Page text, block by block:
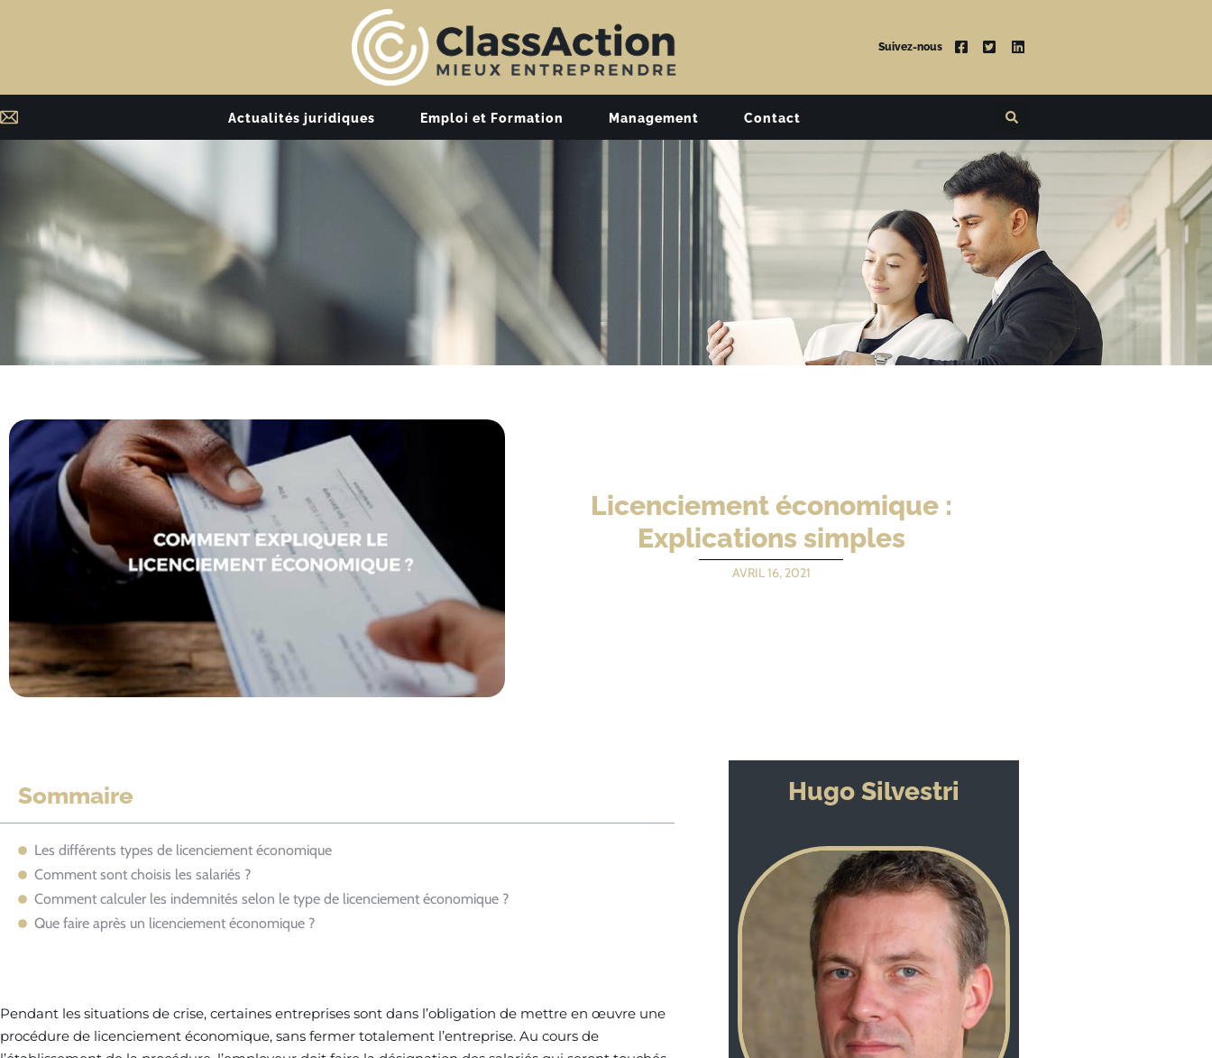
Suivez-nous
Actualités juridiques Emploi et Formation Management Contact
Licenciement économique :
Explications simples
AVRIL 16, 2021
Sommaire
Les différents types de licenciement économique
Comment sont choisis les salariés ?
Comment calculer les indemnités selon le type de licenciement économique ?
Que faire après un licenciement économique ?
Pendant les situations de crise, certaines entreprises sont dans l’obligation de mettre en œuvre une
procédure de licenciement économique, sans fermer totalement l’entreprise. Au cours de
Hugo Silvestri